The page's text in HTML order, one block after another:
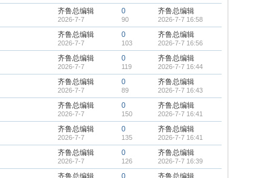
齐鲁总编辑
2026-7-7
0
90
齐鲁总编辑
2026-7-7 16:58
齐鲁总编辑
2026-7-7
0
103
齐鲁总编辑
2026-7-7 16:56
齐鲁总编辑
2026-7-7
0
119
齐鲁总编辑
2026-7-7 16:44
齐鲁总编辑
2026-7-7
0
89
齐鲁总编辑
2026-7-7 16:43
齐鲁总编辑
2026-7-7
0
150
齐鲁总编辑
2026-7-7 16:41
齐鲁总编辑
2026-7-7
0
135
齐鲁总编辑
2026-7-7 16:41
齐鲁总编辑
2026-7-7
0
126
齐鲁总编辑
2026-7-7 16:39
齐鲁总编辑 0 齐鲁总编辑